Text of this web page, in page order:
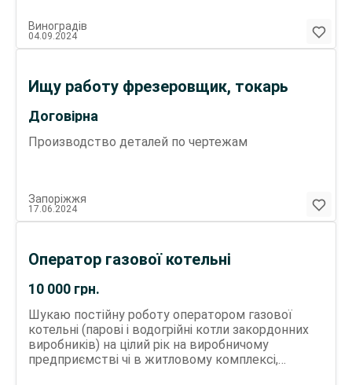
Виноградів
04.09.2024
Договірна
Ищу работу фрезеровщик, токарь
Производство деталей по чертежам
Запоріжжя
17.06.2024
10 000 грн.
Оператор газової котельні
Шукаю постійну роботу оператором газової
котельні (парові і водогрійні котли закордонних
виробників) на цілий рік на виробничому
предприємстві чі в житловому комплексі,